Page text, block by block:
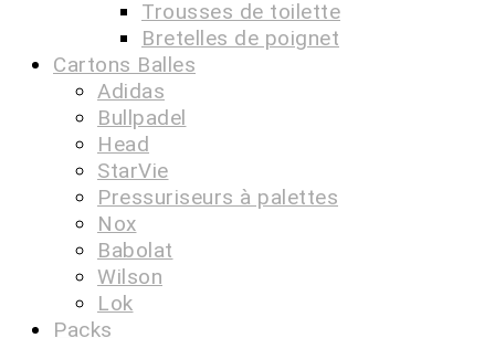
Trousses de toilette
Bretelles de poignet
Cartons Balles
Adidas
Bullpadel
Head
StarVie
Pressuriseurs à palettes
Nox
Babolat
Wilson
Lok
Packs